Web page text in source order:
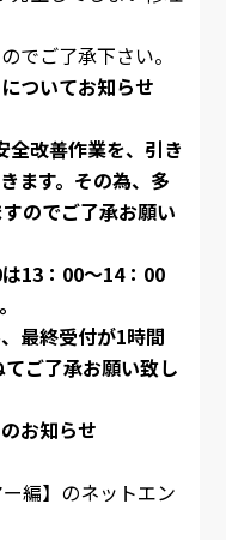
でご了承下さい。
いてお知らせ
全改善作業を、引き
ます。その為、多
のでご了承お願い
13：00～14：00
最終受付が1時間
ご了承お願い致し
知らせ
編】のネットエン